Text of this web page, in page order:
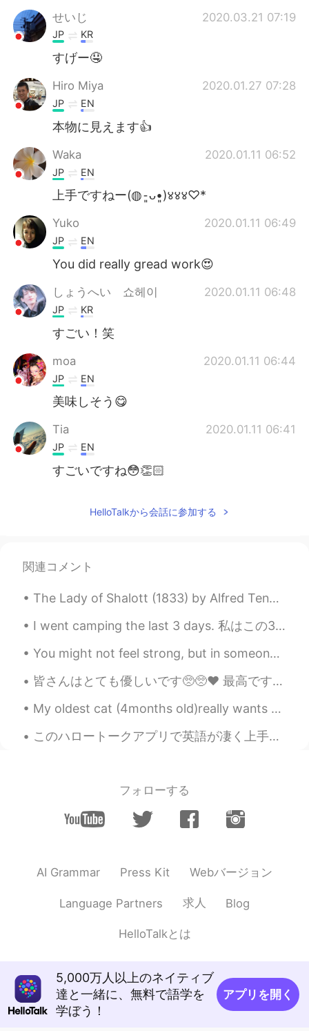
せいじ
2020.03.21 07:19
JP KR
すげー🤤
Hiro Miya 2020.01.27 07:28
JP EN
本物に見えます👍
Waka 2020.01.11 06:52
JP EN
上手ですねー(◍⁃͈ᴗ•͈)४४४♡*
Yuko 2020.01.11 06:49
JP EN
You did really gread work😍
しょうへい 쇼헤이 2020.01.11 06:48
JP KR
すごい！笑
moa 2020.01.11 06:44
JP EN
美味しそう😋
Tia 2020.01.11 06:41
JP EN
すごいですね😳👏🏻
HelloTalkから会話に参加する
関連コメント
The Lady of Shalott (1833) by Alfred Tennyson. Part 3 of 4. Part the Third. A bow-shot from he...
I went camping the last 3 days. 私はこの3日間キャンプに行きました。 I went to the smallest mountain in my country...
You might not feel strong, but in someone’s eyes, you are their confort and strength .. Miami, F...
皆さんはとても優しいです🥺🥺❤️ 最高です！🙈 前に日本語は難しいですから、とても心配しました。日本人と話しますは怖いと思いました。でも今は大丈夫！HelloTalkは楽しいです😆😆 you g...
My oldest cat (4months old)really wants to play with the two little kitten , it's hard to keep tr...
このハロートークアプリで英語が凄く上手の日本人に会えました。大体その人たちは自信がないのに上手すぎで僕はそのレベルになるわけがないと思うくらいです。 その人たちはずっと英語を勉強してるようです...
フォローする
AI Grammar Press Kit Webバージョン
Language Partners 求人 Blog
HelloTalkとは
5,000万人以上のネイティブ
達と一緒に、無料で語学を
学ぼう！
アプリを開く